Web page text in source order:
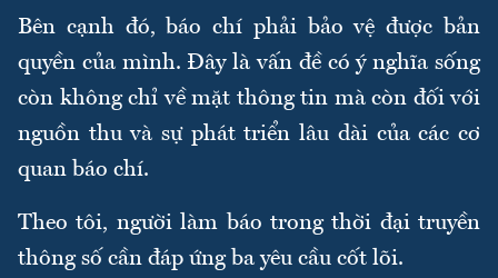
Bên cạnh đó, báo chí phải bảo vệ được bản
quyền của mình. Đây là vấn đề có ý nghĩa sống
còn không chỉ về mặt thông tin mà còn đối với
nguồn thu và sự phát triển lâu dài của các cơ
quan báo chí.
Theo tôi, người làm báo trong thời đại truyền
thông số cần đáp ứng ba yêu cầu cốt lõi.